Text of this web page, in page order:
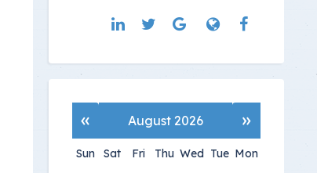
«
August 2026
»
Mon
Tue
Wed
Thu
Fri
Sat
Sun